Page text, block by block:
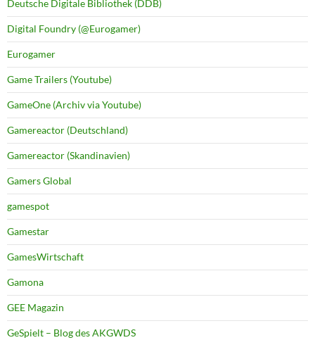
Deutsche Digitale Bibliothek (DDB)
Digital Foundry (@Eurogamer)
Eurogamer
Game Trailers (Youtube)
GameOne (Archiv via Youtube)
Gamereactor (Deutschland)
Gamereactor (Skandinavien)
Gamers Global
gamespot
Gamestar
GamesWirtschaft
Gamona
GEE Magazin
GeSpielt – Blog des AKGWDS